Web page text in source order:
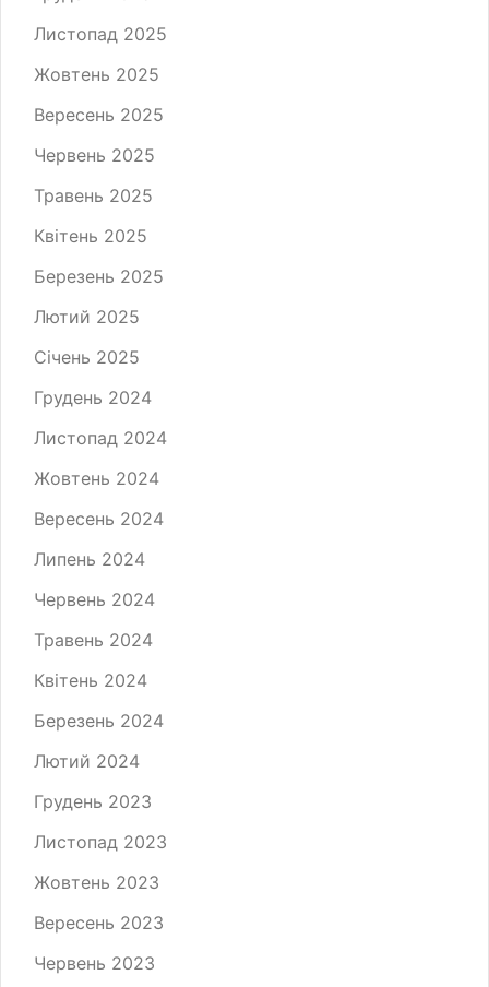
Листопад 2025
Жовтень 2025
Вересень 2025
Червень 2025
Травень 2025
Квітень 2025
Березень 2025
Лютий 2025
Січень 2025
Грудень 2024
Листопад 2024
Жовтень 2024
Вересень 2024
Липень 2024
Червень 2024
Травень 2024
Квітень 2024
Березень 2024
Лютий 2024
Грудень 2023
Листопад 2023
Жовтень 2023
Вересень 2023
Червень 2023